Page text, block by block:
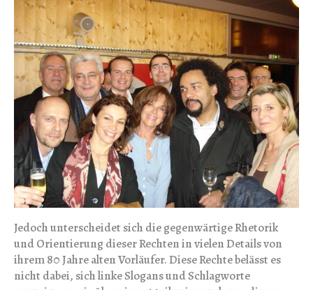
Jedoch unterscheidet sich die gegenwärtige Rhetorik
und Orientierung dieser Rechten in vielen Details von
ihrem 80 Jahre alten Vorläufer. Diese Rechte belässt es
nicht dabei, sich linke Slogans und Schlagworte